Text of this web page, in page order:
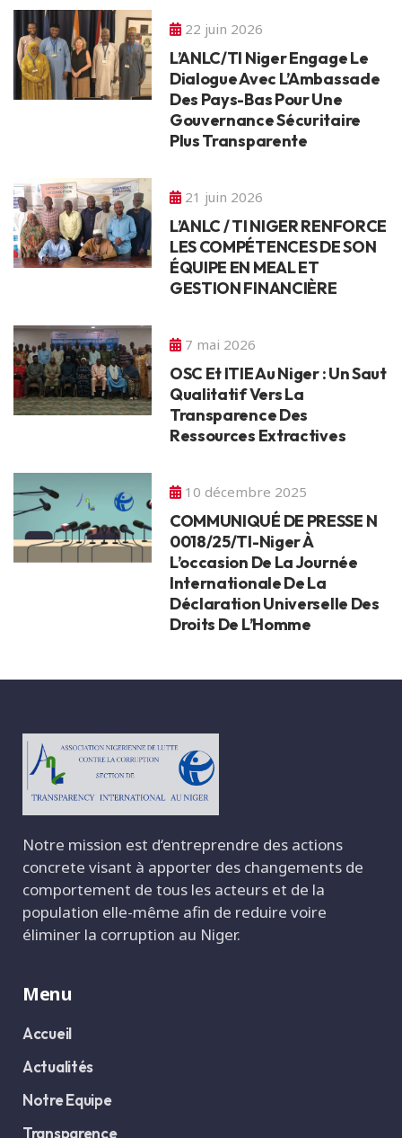
22 juin 2026
L’ANLC/TI Niger Engage Le
Dialogue Avec L’Ambassade
Des Pays-Bas Pour Une
Gouvernance Sécuritaire
Plus Transparente
21 juin 2026
L’ANLC / TI NIGER RENFORCE
LES COMPÉTENCES DE SON
ÉQUIPE EN MEAL ET
GESTION FINANCIÈRE
7 mai 2026
OSC Et ITIE Au Niger : Un Saut
Qualitatif Vers La
Transparence Des
Ressources Extractives
10 décembre 2025
COMMUNIQUÉ DE PRESSE N
0018/25/TI-Niger À
L’occasion De La Journée
Internationale De La
Déclaration Universelle Des
Droits De L’Homme
Notre mission est d‘entreprendre des actions
concrete visant à apporter des changements de
comportement de tous les acteurs et de la
population elle-même afin de reduire voire
éliminer la corruption au Niger.
Menu
Accueil
Actualités
Notre Equipe
Transparence